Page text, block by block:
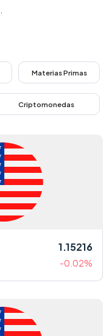
Materias Primas
Criptomonedas
1.15216
-0.02%